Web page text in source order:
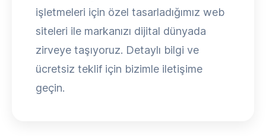
işletmeleri için özel tasarladığımız web
siteleri ile markanızı dijital dünyada
zirveye taşıyoruz. Detaylı bilgi ve
ücretsiz teklif için bizimle iletişime
geçin.